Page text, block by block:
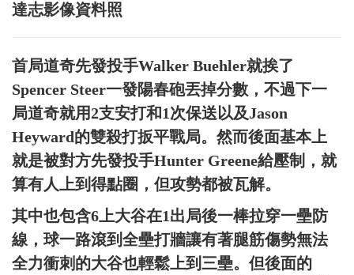
達志影像資料照
首局道奇先發投手Walker Buehler就挨了
Spencer Steer一發陽春砲丟掉分數，不過下一
局道奇就用2支安打和1次保送以及Jason
Heyward的雙殺打扳平戰局。然而後面基本上
就是被對方先發投手Hunter Greene給壓制，就
算有人上到得點圈，但攻勢都被瓦解。
其中也包含6上大谷在1出局後一棒拉穿一壘防
線，球一路滾到全壘打牆讓有著腿筋傷勢無法
全力衝刺的大谷也輕鬆上到三壘。但後面的